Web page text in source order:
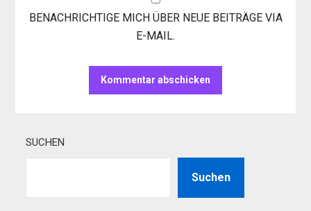
BENACHRICHTIGE MICH ÜBER NEUE BEITRÄGE VIA
E-MAIL.
SUCHEN
Suchen